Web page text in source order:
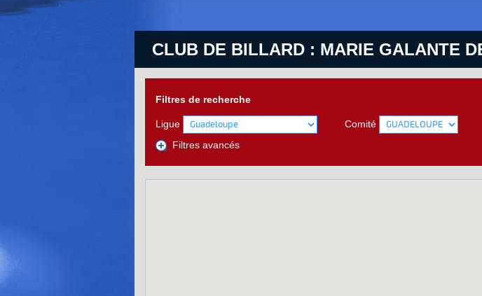
CLUB DE BILLARD : MARIE GALANTE
Filtres de recherche
Ligue
Comité
Filtres avancés